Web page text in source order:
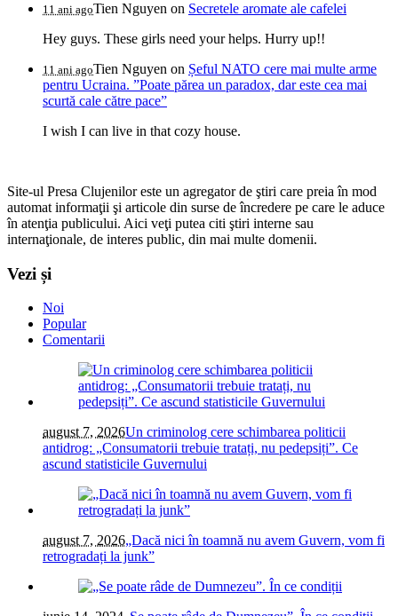
11 ani agoTien Nguyen on Secretele aromate ale cafelei
Hey guys. These girls need your helps. Hurry up!!
11 ani agoTien Nguyen on Șeful NATO cere mai multe arme
pentru Ucraina. ”Poate părea un paradox, dar este cea mai
scurtă cale către pace”
I wish I can live in that cozy house.
Site-ul Presa Clujenilor este un agregator de ştiri care preia în mod
automat informaţii şi articole din surse de încredere pe care le aduce
în atenţia publicului. Aici veţi putea citi ştiri interne sau
internaţionale, de interes public, din mai multe domenii.
Vezi și
Noi
Popular
Comentarii
august 7, 2026Un criminolog cere schimbarea politicii
antidrog: „Consumatorii trebuie tratați, nu pedepsiți”. Ce
ascund statisticile Guvernului
august 7, 2026„Dacă nici în toamnă nu avem Guvern, vom fi
retrogradați la junk”